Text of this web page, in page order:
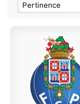
Pertinence